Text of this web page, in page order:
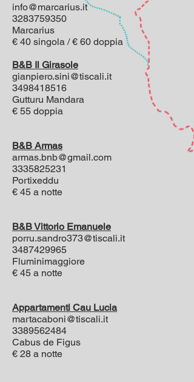
info@marcarius.it
3283759350
Marcarius
€ 40 singola / € 60 doppia
B&B Il Girasole
gianpiero.sini@tiscali.it
3498418516
Gutturu Mandara
€ 55 doppia
B&B Armas
armas.bnb@gmail.com
3335825231
Portixeddu
€ 45 a notte
B&B Vittorio Emanuele
porru.sandro373@tiscali.it
3487429965
Fluminimaggiore
€ 45 a notte
Appartamenti Cau Lucia
martacaboni@tiscali.it
3389562484
Cabus de Figus
€ 28 a notte